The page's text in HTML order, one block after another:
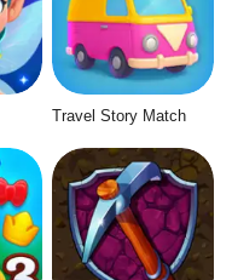
Travel Story Match